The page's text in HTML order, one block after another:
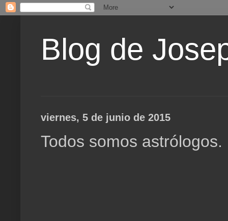
Blog de
viernes, 5 de junio de 2015
Todos somos